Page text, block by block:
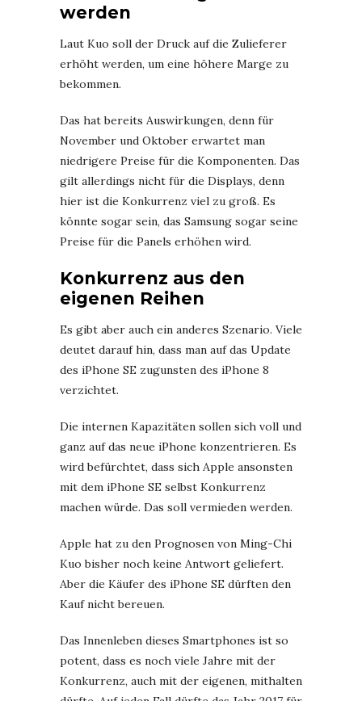
werden
Laut Kuo soll der Druck auf die Zulieferer
erhöht werden, um eine höhere Marge zu
bekommen.
Das hat bereits Auswirkungen, denn für
November und Oktober erwartet man
niedrigere Preise für die Komponenten. Das
gilt allerdings nicht für die Displays, denn
hier ist die Konkurrenz viel zu groß. Es
könnte sogar sein, das Samsung sogar seine
Preise für die Panels erhöhen wird.
Konkurrenz aus den
eigenen Reihen
Es gibt aber auch ein anderes Szenario. Viele
deutet darauf hin, dass man auf das Update
des iPhone SE zugunsten des iPhone 8
verzichtet.
Die internen Kapazitäten sollen sich voll und
ganz auf das neue iPhone konzentrieren. Es
wird befürchtet, dass sich Apple ansonsten
mit dem iPhone SE selbst Konkurrenz
machen würde. Das soll vermieden werden.
Apple hat zu den Prognosen von Ming-Chi
Kuo bisher noch keine Antwort geliefert.
Aber die Käufer des iPhone SE dürften den
Kauf nicht bereuen.
Das Innenleben dieses Smartphones ist so
potent, dass es noch viele Jahre mit der
Konkurrenz, auch mit der eigenen, mithalten